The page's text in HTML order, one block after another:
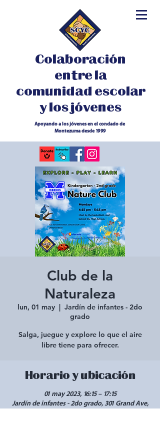
Colaboración
entre la
comunidad escolar
y los jóvenes
Apoyando a los jóvenes en el condado de
Montezuma desde 1999
Club de la
Naturaleza
lun, 01 may
  |
Jardín de infantes - 2do
grado
Salga, juegue y explore lo que el aire
libre tiene para ofrecer.
Horario y ubicación
01 may 2023, 16:15 – 17:15
Jardín de infantes - 2do grado, 301 Grand Ave,